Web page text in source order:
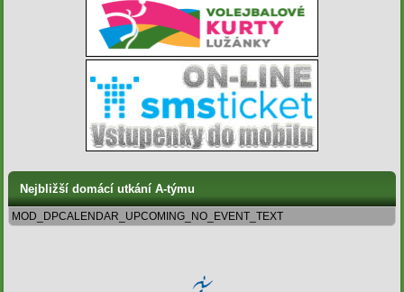
Nejbližší domácí utkání A-týmu
MOD_DPCALENDAR_UPCOMING_NO_EVENT_TEXT